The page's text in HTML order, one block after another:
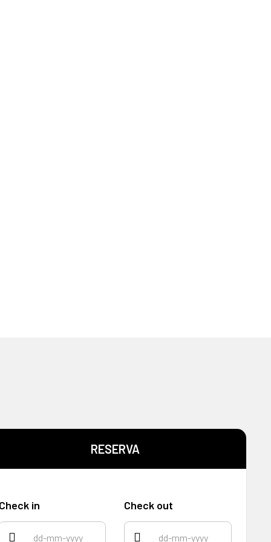
RESERVA
in Check out